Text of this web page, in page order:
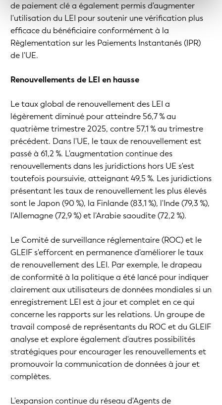
de paiement clé a également permis d'augmenter
l'utilisation du LEI pour soutenir une vérification plus
efficace du bénéficiaire conformément à la
Règlementation sur les Paiements Instantanés (IPR)
de l'UE.
Renouvellements de LEI en hausse
Le taux global de renouvellement des LEI a
légèrement diminué pour atteindre 56,7 % au
quatrième trimestre 2025, contre 57,1 % au trimestre
précédent. Dans l'UE, le taux de renouvellement est
passé à 61,2 %. L'augmentation continue des
renouvellements dans les juridictions hors UE s'est
toutefois poursuivie, atteignant 49,5 %. Les juridictions
présentant les taux de renouvellement les plus élevés
sont le Japon (90 %), la Finlande (83,1 %), l'Inde (79,3 %),
l'Allemagne (72,9 %) et l'Arabie saoudite (72,2 %).
Le Comité de surveillance réglementaire (ROC) et le
GLEIF s'efforcent en permanence d'améliorer le taux
de renouvellement des LEI. Par exemple, le drapeau
de conformité à la politique a été lancé pour indiquer
clairement aux utilisateurs de données mondiales si un
enregistrement LEI est à jour et complet en ce qui
concerne les rapports sur les relations. Un groupe de
travail composé de représentants du ROC et du GLEIF
analyse et explore également d'autres possibilités
stratégiques pour encourager les renouvellements et
promouvoir la communication de données à jour et
complètes.
L'expansion continue du réseau d'Agents de